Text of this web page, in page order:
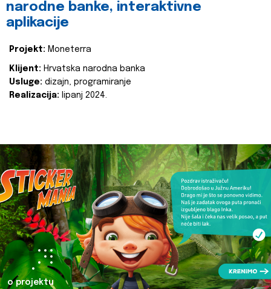
narodne banke, interaktivne
aplikacije
Projekt: Moneterra
Klijent: Hrvatska narodna banka
Usluge: dizajn, programiranje
Realizacija: lipanj 2024.
o projektu